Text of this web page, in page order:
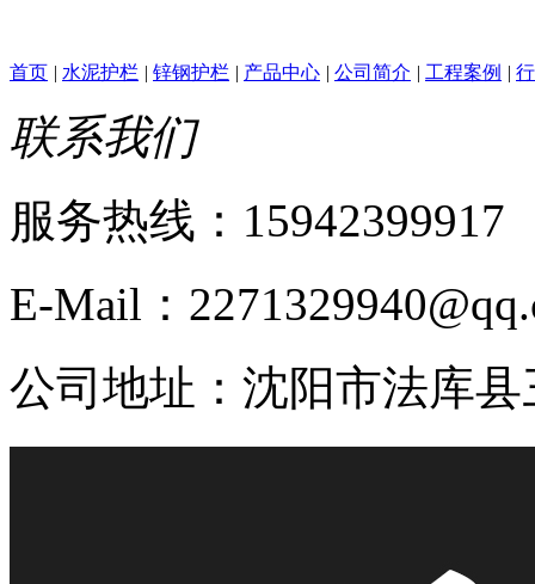
首页 | 水泥护栏 | 锌钢护栏 | 产品中心 | 公司简介 | 工程案例 |
联系我们
服务热线：15942399917
E-Mail：
公司地址：沈阳市法库